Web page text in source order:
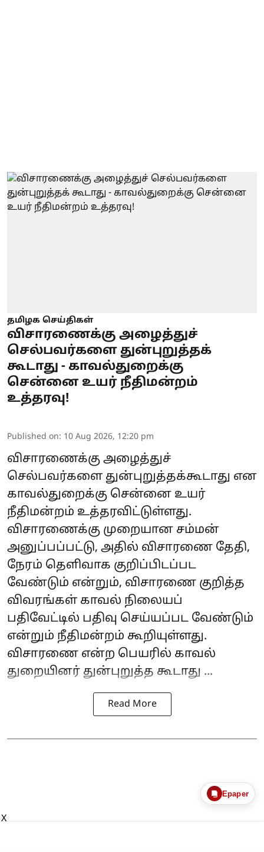
தமிழக செய்திகள்
விசாரணைக்கு அழைத்துச்
செல்பவர்களை துன்புறுத்தக்
கூடாது - காவல்துறைக்கு
சென்னை உயர் நீதிமன்றம்
உத்தரவு!
Published on: 10 Aug 2026, 12:20 pm
விசாரணைக்கு அழைத்துச்
செல்பவர்களை துன்புறுத்தக்கூடாது என
காவல்துறைக்கு சென்னை உயர்
நீதிமன்றம் உத்தரவிட்டுள்ளது.
விசாரணைக்கு முறையான சம்மன்
அனுப்பப்பட்டு, அதில் விசாரணை தேதி,
நேரம் தெளிவாக குறிப்பிடப்பட
வேண்டும் என்றும், விசாரணை குறித்த
விவரங்கள் காவல் நிலையப்
பதிவேட்டில் பதிவு செய்யப்பட வேண்டும்
என்றும் நீதிமன்றம் கூறியுள்ளது.
விசாரணை என்ற பெயரில் காவல்
துறையினர் துன்புறுத்த கூடாது ...
Read More
Epaper
X